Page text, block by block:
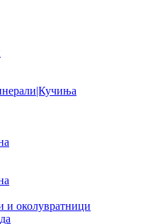
и околувратници